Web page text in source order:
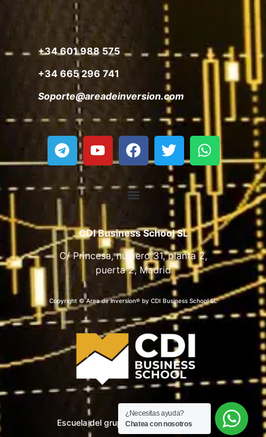
+34 601 988 575
+34 665 296 741
Soporte@areadeinversion.com
CDI Business School SL
C/ Princesa, número 31, planta 2,
puerta 2, Madrid
Copyright © Area de inversion® by CDI Business School SL
Escuela del grupo CDI Business School
¿Necesitas ayuda?
Chatea con nosotros